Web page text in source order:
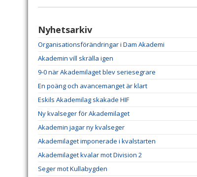
Nyhetsarkiv
Organisationsförändringar i Dam Akademi
Akademin vill skrälla igen
9-0 när Akademilaget blev seriesegrare
En poäng och avancemanget är klart
Eskils Akademilag skakade HIF
Ny kvalseger för Akademilaget
Akademin jagar ny kvalseger
Akademilaget imponerade i kvalstarten
Akademilaget kvalar mot Division 2
Seger mot Kullabygden